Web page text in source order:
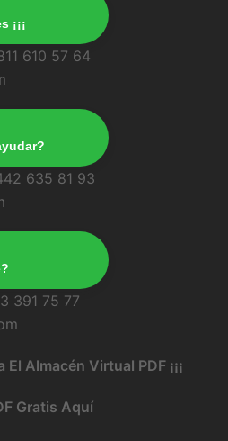
¡¡¡
811 610 57 64
Tel. 442 635 81 93
813 391 75 77
Almacén Virtual PDF ¡¡¡
Gratis Aquí